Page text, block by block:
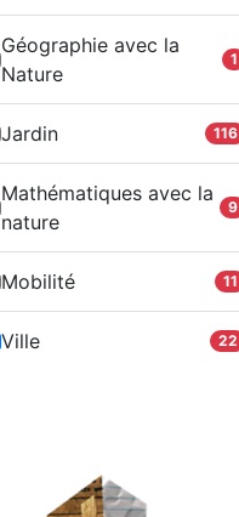
Géographie avec la
Nature
1
Jardin 116
Mathématiques avec la
nature
9
Mobilité 11
Ville 22